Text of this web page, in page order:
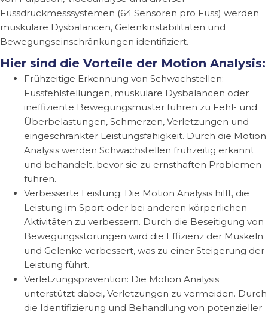
Fussdruckmesssystemen (64 Sensoren pro Fuss) werden
muskuläre Dysbalancen, Gelenkinstabilitäten und
Bewegungseinschränkungen identifiziert.
Hier sind die Vorteile der Motion Analysis:
Frühzeitige Erkennung von Schwachstellen:
Fussfehlstellungen, muskuläre Dysbalancen oder
ineffiziente Bewegungsmuster führen zu Fehl- und
Überbelastungen, Schmerzen, Verletzungen und
eingeschränkter Leistungsfähigkeit. Durch die Motion
Analysis werden Schwachstellen frühzeitig erkannt
und behandelt, bevor sie zu ernsthaften Problemen
führen.
Verbesserte Leistung: Die Motion Analysis hilft, die
Leistung im Sport oder bei anderen körperlichen
Aktivitäten zu verbessern. Durch die Beseitigung von
Bewegungsstörungen wird die Effizienz der Muskeln
und Gelenke verbessert, was zu einer Steigerung der
Leistung führt.
Verletzungsprävention: Die Motion Analysis
unterstützt dabei, Verletzungen zu vermeiden. Durch
die Identifizierung und Behandlung von potenzieller